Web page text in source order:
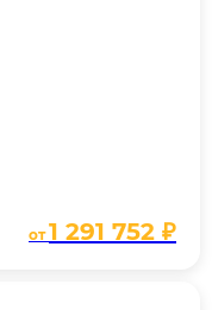
от1 291 752 ₽